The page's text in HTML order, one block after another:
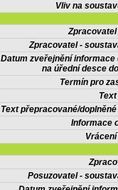
Vliv na
Zpracovatel -
Datum zveřejnění informace
na úřední desce
Termín pro
Text přepracované/
Informace
Posuzovatel -